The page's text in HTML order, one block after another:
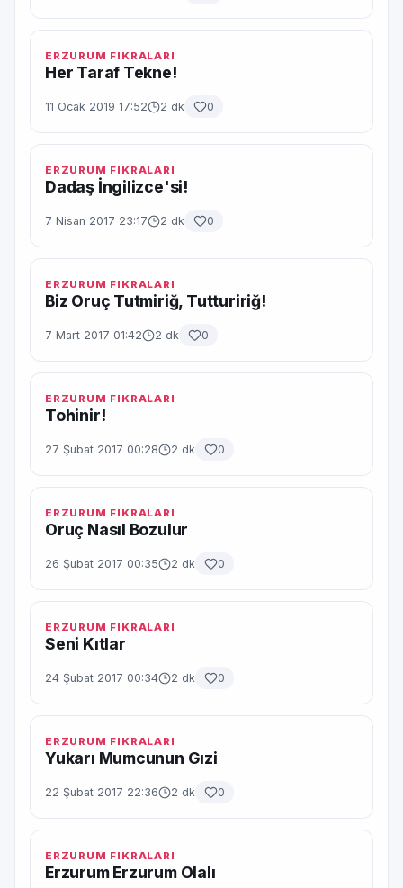
ERZURUM FIKRALARI
Her Taraf Tekne!
11 Ocak 2019 17:52 2 dk 0
ERZURUM FIKRALARI
Dadaş İngilizce'si!
7 Nisan 2017 23:17 2 dk 0
ERZURUM FIKRALARI
Biz Oruç Tutmiriğ, Tuttuririğ!
7 Mart 2017 01:42 2 dk 0
ERZURUM FIKRALARI
Tohinir!
27 Şubat 2017 00:28 2 dk 0
ERZURUM FIKRALARI
Oruç Nasıl Bozulur
26 Şubat 2017 00:35 2 dk 0
ERZURUM FIKRALARI
Seni Kıtlar
24 Şubat 2017 00:34 2 dk 0
ERZURUM FIKRALARI
Yukarı Mumcunun Gızi
22 Şubat 2017 22:36 2 dk 0
ERZURUM FIKRALARI
Erzurum Erzurum Olalı